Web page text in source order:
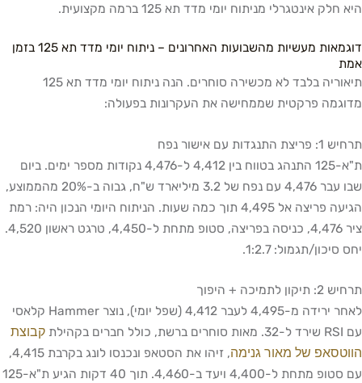
היא חלק אינטגרלי מניתוח יומי מדד תא 125 ברמה מקצועית.
דוגמאות מעשיות מהשבועות האחרונים – ניתוח יומי מדד תא 125 בזמן
אמת
תיאוריה בלבד לא מכשירה סוחרים. הנה ניתוח יומי מדד תא 125
מדוגמה פרקטית שממחישה את העקרונות בפעולה:
תרחיש 1: פריצת התנגדות עם אישור נפח
ת"א-125 התנהג בטווח בין 4,412 ל-4,476 נקודות מספר ימים. ביום
שבו עבר 4,476 עם נפח של 3.2 מיליארד ש"ח, גבוה ב-20% מהממוצע,
הגיעה פריצה אל 4,495 תוך כמה שעות. הניתוח היומי הנכון היה: רמת
ציר 4,476, כניסה בפריצה, סטופ מתחת ל-4,450, טרגט ראשון 4,520.
יחס סיכון/תגמול: 1:2.7.
תרחיש 2: תיקון לתמיכה + היפוך
לאחר ירידה מ-4,495 לעבר 4,412 (שפל יומי), נוצר Hammer קלאסי
עם RSI שירד ל-32. מאות סוחרים ברשת, כולל חברים בקהילת
קבוצת
הווטסאפ של מאור גנימה
, זיהו את הסטאפ ונכנסו לונג בקרבת 4,415,
עם סטופ מתחת ל-4,400 ויעד ב-4,460. תוך 40 דקות הגיע ת"א-125